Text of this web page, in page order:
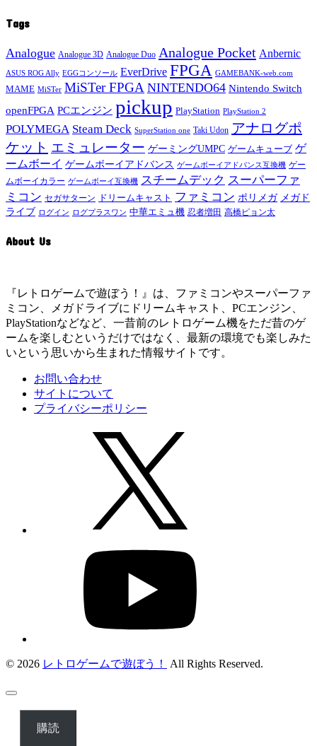
Tags
Analogue Analogue 3D Analogue Duo Analogue Pocket Anbernic
ASUS ROG Ally EGGコンソール EverDrive FPGA GAMEBANK-web.com
MAME MiSTer MiSTer FPGA NINTENDO64 Nintendo Switch
openFPGA PCエンジン pickup PlayStation PlayStation 2
POLYMEGA Steam Deck SuperStation one Taki Udon アナログポ
ケット エミュレーター ゲーミングUMPC ゲームキューブ ゲ
ームボーイ ゲームボーイアドバンス ゲームボーイアドバンス互換機 ゲー
ムボーイカラー ゲームボーイ互換機 スチームデック スーパーファ
ミコン セガサターン ドリームキャスト ファミコン ポリメガ メガド
ライブ ログイン ログプラスワン 中華エミュ機 忍者増田 高橋ピョン太
About Us
『レトロゲームで遊ぼう！』は、ファミコンやスーパーファ
ミコン、メガドライブにドリームキャスト、PCエンジン、
PlayStationなどなど、一昔前のレトロゲーム機をただ昔のゲ
ームを楽しむというだけではなく、最新の環境でも楽しみた
いという思いから生まれた情報サイトです。
お問い合わせ
サイトについて
プライバシーポリシー
© 2026 レトロゲームで遊ぼう！ All Rights Reserved.
購読